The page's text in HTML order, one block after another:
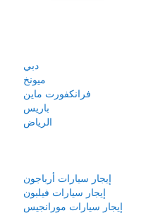
دبي
ميونخ
فرانكفورت ماين
باريس
الرياض
إيجار سيارات أرباجون
إيجار سيارات فيلبون
إيجار سيارات مورانجيس